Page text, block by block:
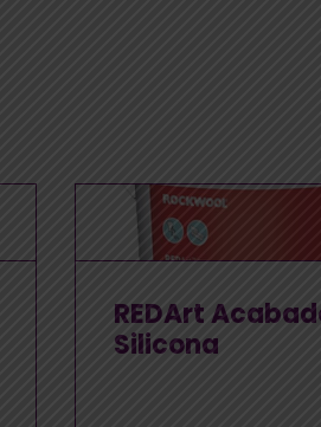
REDArt
Silicona